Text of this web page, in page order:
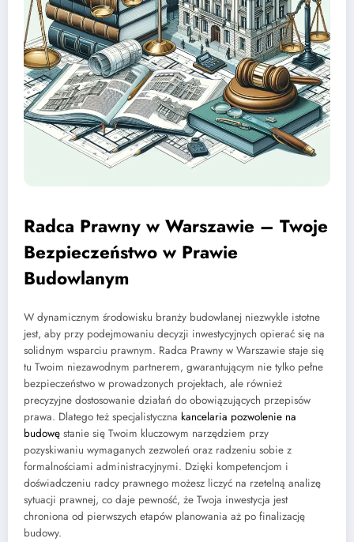
Radca Prawny w Warszawie – Twoje
Bezpieczeństwo w Prawie
Budowlanym
W dynamicznym środowisku branży budowlanej niezwykle istotne
jest, aby przy podejmowaniu decyzji inwestycyjnych opierać się na
solidnym wsparciu prawnym. Radca Prawny w Warszawie staje się
tu Twoim niezawodnym partnerem, gwarantującym nie tylko pełne
bezpieczeństwo w prowadzonych projektach, ale również
precyzyjne dostosowanie działań do obowiązujących przepisów
prawa. Dlatego też specjalistyczna kancelaria pozwolenie na
budowę stanie się Twoim kluczowym narzędziem przy
pozyskiwaniu wymaganych zezwoleń oraz radzeniu sobie z
formalnościami administracyjnymi. Dzięki kompetencjom i
doświadczeniu radcy prawnego możesz liczyć na rzetelną analizę
sytuacji prawnej, co daje pewność, że Twoja inwestycja jest
chroniona od pierwszych etapów planowania aż po finalizację
budowy.